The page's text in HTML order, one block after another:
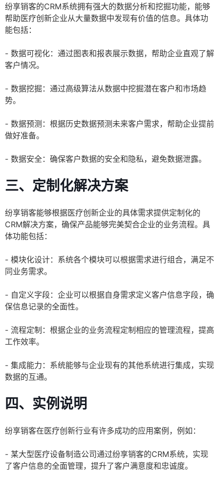
纷享销客的CRM系统拥有强大的数据分析和挖掘功能，能够
帮助医疗创新企业从大量数据中发现有价值的信息。具体功
能包括：
- 数据可视化：通过图表和报表展示数据，帮助企业直观了解
客户情况。
- 数据挖掘：通过高级算法从数据中挖掘潜在客户和市场趋
势。
- 数据预测：根据历史数据预测未来客户需求，帮助企业提前
做好准备。
- 数据安全：确保客户数据的安全和隐私，避免数据泄露。
三、定制化解决方案
纷享销客能够根据医疗创新企业的具体需求提供定制化的
CRM解决方案，确保产品能够完美契合企业的业务流程。具
体功能包括：
- 模块化设计：系统各个模块可以根据需求进行组合，满足不
同业务需求。
- 自定义字段：企业可以根据自身需求定义客户信息字段，确
保信息记录的全面性。
- 流程定制：根据企业的业务流程定制相应的管理流程，提高
工作效率。
- 集成能力：系统能够与企业现有的其他系统进行集成，实现
数据的互通。
四、实例说明
纷享销客在医疗创新行业有许多成功的应用案例，例如：
- 某大型医疗设备制造公司通过纷享销客的CRM系统，实现
了客户信息的全面管理，提升了客户满意度和忠诚度。